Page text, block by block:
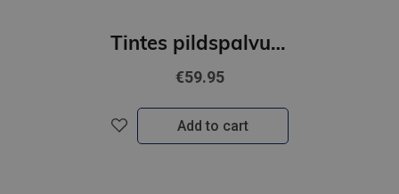
Tintes pildspalvu komplekts STABILO POINT88|iepakojumā 50 krāsas
€59.95
Add to cart